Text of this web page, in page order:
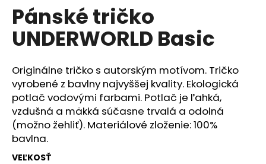
produktu
je
0,0
z
hviezdičiek.
Pánské tričko
UNDERWORLD Basic
Originálne tričko s autorským motívom. Tričko
vyrobené z bavlny najvyššej kvality. Ekologická
potlač vodovými farbami. Potlač je ľahká,
vzdušná a mäkká súčasne trvalá a odolná
(možno žehliť). Materiálové zloženie: 100%
bavlna.
VEĽKOSŤ
a
m
e
DÁMSKÉ
TRIČKO
UNDERWORLD
FOREST
€29